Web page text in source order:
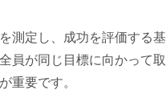
測定し、成功を評価する基
員が同じ目標に向かって取
重要です。